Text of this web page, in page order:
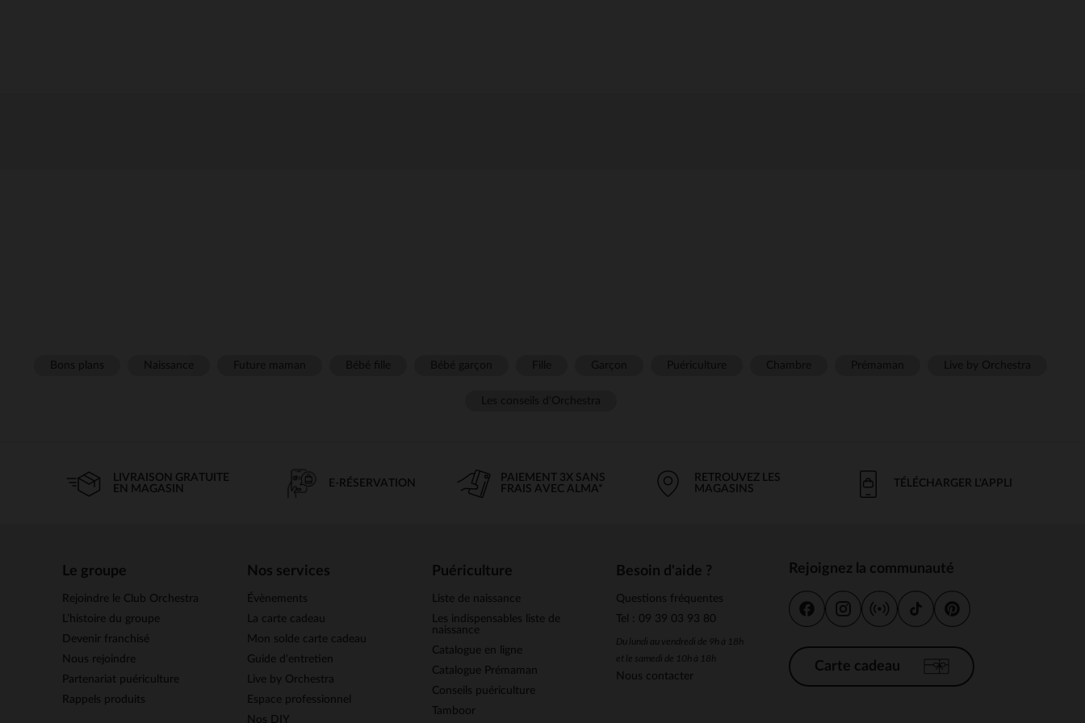
LIVRAISON GRATUITE
EN MAGASIN
E-RÉSERVATION
PAIEMENT 3X SANS
FRAIS AVEC ALMA*
RETROUVEZ LES
MAGASINS
TÉLÉCHARGER L'APPLI
Le groupe
Rejoindre le Club Orchestra
L’histoire du groupe
Devenir franchisé
Nous rejoindre
Partenariat puériculture
Rappels produits
Nos services
Évènements
La carte cadeau
Mon solde carte cadeau
Guide d'entretien
Live by Orchestra
Espace professionnel
Nos DIY
Puériculture
Liste de naissance
Les indispensables liste de
naissance
Catalogue en ligne
Catalogue Prémaman
Conseils puériculture
Tamboor
Besoin d'aide ?
Questions fréquentes
Tel : 09 39 03 93 80
Du lundi au vendredi de 9h à 18h
et le samedi de 10h à 18h
Nous contacter
Rejoignez la communauté
Carte cadeau